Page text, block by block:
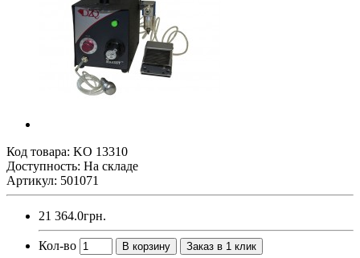
Код товара: KO 13310
Доступность: На складе
Артикул: 501071
21 364.0грн.
Кол-во В корзину Заказ в 1 клик